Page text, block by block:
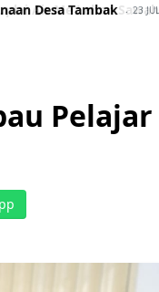
Desa Tambak 23
Pelajar